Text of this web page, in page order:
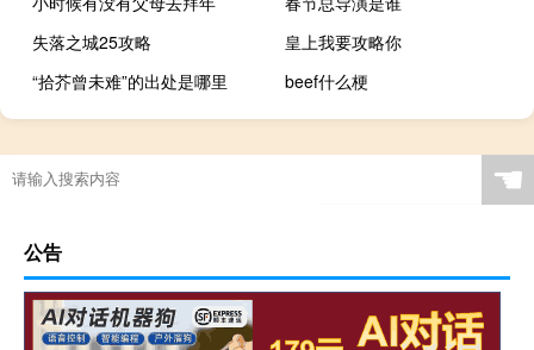
失落之城25攻略
皇上我要攻略你
“拾芥曾未难”的出处是哪里
beef什么梗
☚
公告